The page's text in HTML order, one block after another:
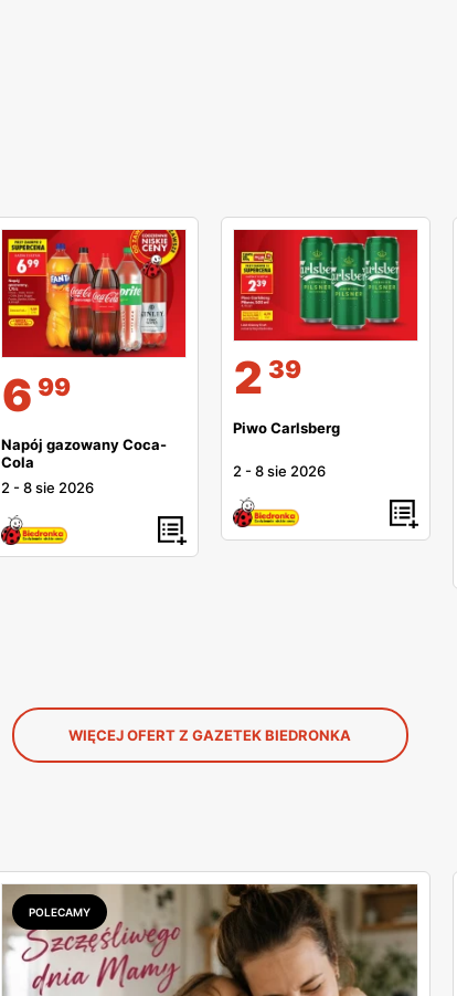
6 99
Napój gazowany Coca-
Cola
2 -8 sie 2026
2 39
Piwo Carlsberg
2 -8 sie 2026
WIĘCEJ OFERT Z GAZETEK BIEDRONKA
POLECAMY